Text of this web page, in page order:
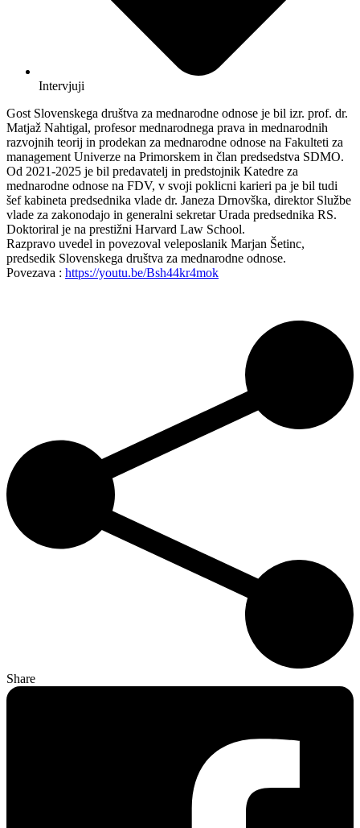
Intervjuji
Gost Slovenskega društva za mednarodne odnose je bil izr. prof. dr.
Matjaž Nahtigal, profesor mednarodnega prava in mednarodnih
razvojnih teorij in prodekan za mednarodne odnose na Fakulteti za
management Univerze na Primorskem in član predsedstva SDMO.
Od 2021-2025 je bil predavatelj in predstojnik Katedre za
mednarodne odnose na FDV, v svoji poklicni karieri pa je bil tudi
šef kabineta predsednika vlade dr. Janeza Drnovška, direktor Službe
vlade za zakonodajo in generalni sekretar Urada predsednika RS.
Doktoriral je na prestižni Harvard Law School.
Razpravo uvedel in povezoval veleposlanik Marjan Šetinc,
predsedik Slovenskega društva za mednarodne odnose.
Povezava : https://youtu.be/Bsh44kr4mok
Share